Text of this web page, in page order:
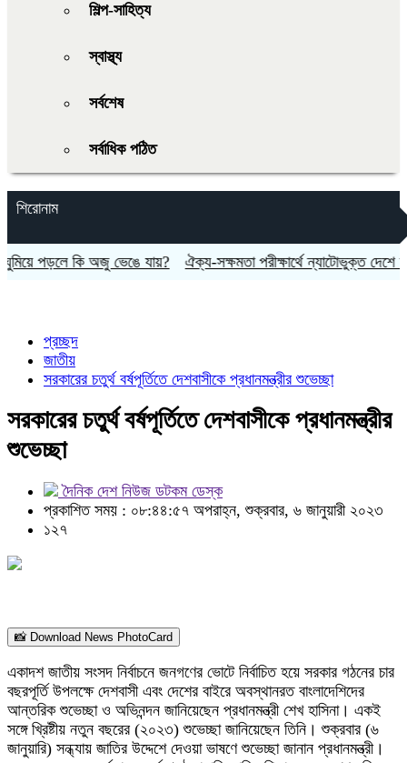
শিল্প-সাহিত্য
স্বাস্থ্য
সর্বশেষ
সর্বাধিক পঠিত
শিরোনাম
পড়লে কি অজু ভেঙে যায়? ঐক্য-সক্ষমতা পরীক্ষার্থে ন্যাটোভুক্ত দেশে হামলা
প্রচ্ছদ
জাতীয়
সরকারের চতুর্থ বর্ষপূর্তিতে দেশবাসীকে প্রধানমন্ত্রীর শুভেচ্ছা
সরকারের চতুর্থ বর্ষপূর্তিতে দেশবাসীকে প্রধানমন্ত্রীর
শুভেচ্ছা
দৈনিক দেশ নিউজ ডটকম ডেস্ক
প্রকাশিত সময় : ০৮:৪৪:৫৭ অপরাহ্ন, শুক্রবার, ৬ জানুয়ারী ২০২৩
১২৭
📸 Download News PhotoCard
একাদশ জাতীয় সংসদ নির্বাচনে জনগণের ভোটে নির্বাচিত হয়ে সরকার গঠনের চার
বছরপূর্তি উপলক্ষে দেশবাসী এবং দেশের বাইরে অবস্থানরত বাংলাদেশিদের
আন্তরিক শুভেচ্ছা ও অভিনন্দন জানিয়েছেন প্রধানমন্ত্রী শেখ হাসিনা। একই
সঙ্গে খ্রিষ্টীয় নতুন বছরের (২০২৩) শুভেচ্ছা জানিয়েছেন তিনি। শুক্রবার (৬
জানুয়ারি) সন্ধ্যায় জাতির উদ্দেশে দেওয়া ভাষণে শুভেচ্ছা জানান প্রধানমন্ত্রী।